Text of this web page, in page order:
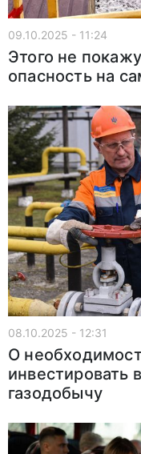
09.10.2025 - 11:24
Этого не
опасность на
08.10.2025 - 12:31
О
инвестировать
газодобычу